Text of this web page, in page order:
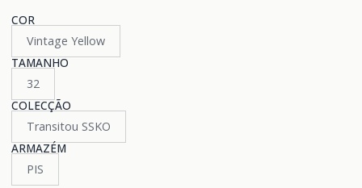
COR
Vintage Yellow
TAMANHO
32
COLECÇÃO
Transitou SSKO
ARMAZÉM
PIS